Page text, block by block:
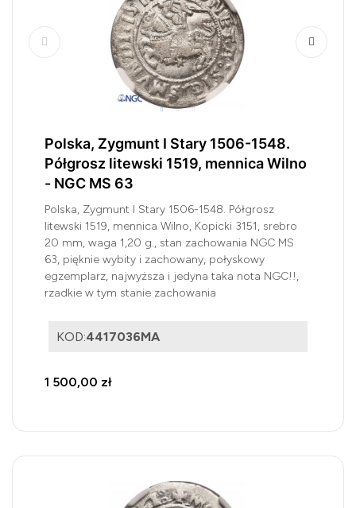
Polska, Zygmunt I Stary 1506-1548.
Półgrosz litewski 1519, mennica Wilno
- NGC MS 63
Polska, Zygmunt I Stary 1506-1548. Półgrosz
litewski 1519, mennica Wilno, Kopicki 3151, srebro
20 mm, waga 1,20 g., stan zachowania NGC MS
63, pięknie wybity i zachowany, połyskowy
egzemplarz, najwyższa i jedyna taka nota NGC!!,
rzadkie w tym stanie zachowania
KOD:4417036MA
1 500,00 zł